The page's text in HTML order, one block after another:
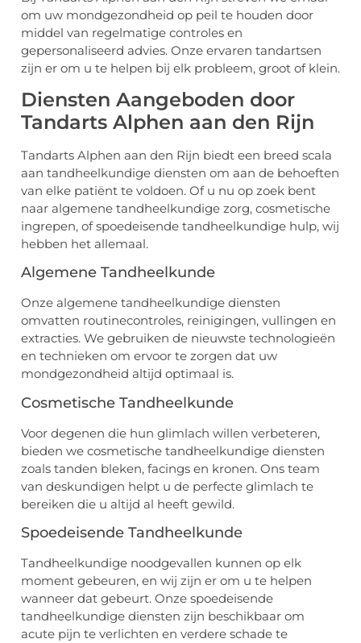
om uw mondgezondheid op peil te houden door
middel van regelmatige controles en
gepersonaliseerd advies. Onze ervaren tandartsen
zijn er om u te helpen bij elk probleem, groot of klein.
Diensten Aangeboden door
Tandarts Alphen aan den Rijn
Tandarts Alphen aan den Rijn biedt een breed scala
aan tandheelkundige diensten om aan de behoeften
van elke patiënt te voldoen. Of u nu op zoek bent
naar algemene tandheelkundige zorg, cosmetische
ingrepen, of spoedeisende tandheelkundige hulp, wij
hebben het allemaal.
Algemene Tandheelkunde
Onze algemene tandheelkundige diensten
omvatten routinecontroles, reinigingen, vullingen en
extracties. We gebruiken de nieuwste technologieën
en technieken om ervoor te zorgen dat uw
mondgezondheid altijd optimaal is.
Cosmetische Tandheelkunde
Voor degenen die hun glimlach willen verbeteren,
bieden we cosmetische tandheelkundige diensten
zoals tanden bleken, facings en kronen. Ons team
van deskundigen helpt u de perfecte glimlach te
bereiken die u altijd al heeft gewild.
Spoedeisende Tandheelkunde
Tandheelkundige noodgevallen kunnen op elk
moment gebeuren, en wij zijn er om u te helpen
wanneer dat gebeurt. Onze spoedeisende
tandheelkundige diensten zijn beschikbaar om
acute pijn te verlichten en verdere schade te